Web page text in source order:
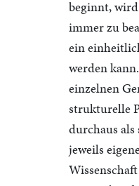
beginnt,
immer zu
ein
werden
einzelnen
strukturelle
durchaus
jeweils